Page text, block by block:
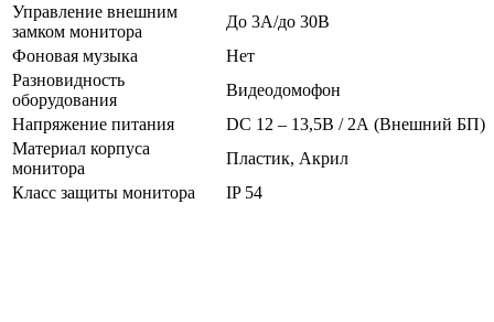
Управление внешним
замком монитора
До 3А/до 30В
Фоновая музыка
Нет
Разновидность
оборудования
Видеодомофон
Напряжение питания
DC 12 – 13,5В / 2А (Внешний БП)
Материал корпуса
монитора
Пластик, Акрил
Класс защиты монитора
IP 54